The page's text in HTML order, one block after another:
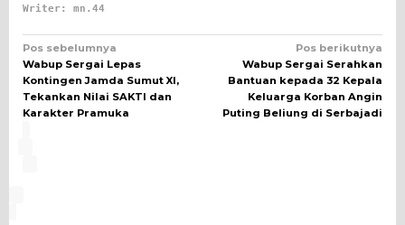
Writer: mn.44
Navigasi
pos
Pos sebelumnya
Wabup Sergai Lepas
Kontingen Jamda Sumut XI,
Tekankan Nilai SAKTI dan
Karakter Pramuka
Pos berikutnya
Wabup Sergai Serahkan
Bantuan kepada 32 Kepala
Keluarga Korban Angin
Puting Beliung di Serbajadi